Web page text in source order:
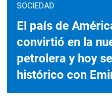
SOCIEDAD
El país de
convirtió en la
petrolera y hoy
histórico con